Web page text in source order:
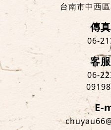
台南市中西
傳
06-
客
06-
E-